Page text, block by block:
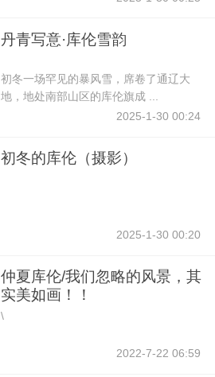
丹青写意·库伦雪韵
初冬一场罕见的暴风雪，席卷了通辽大
地，地处南部山区的库伦旗成 ...
2025-1-30 00:24
初冬的库伦（摄影）
2025-1-30 00:20
仲夏库伦/我们忽略的风景，其
实美如画！！
\
2022-7-22 06:59